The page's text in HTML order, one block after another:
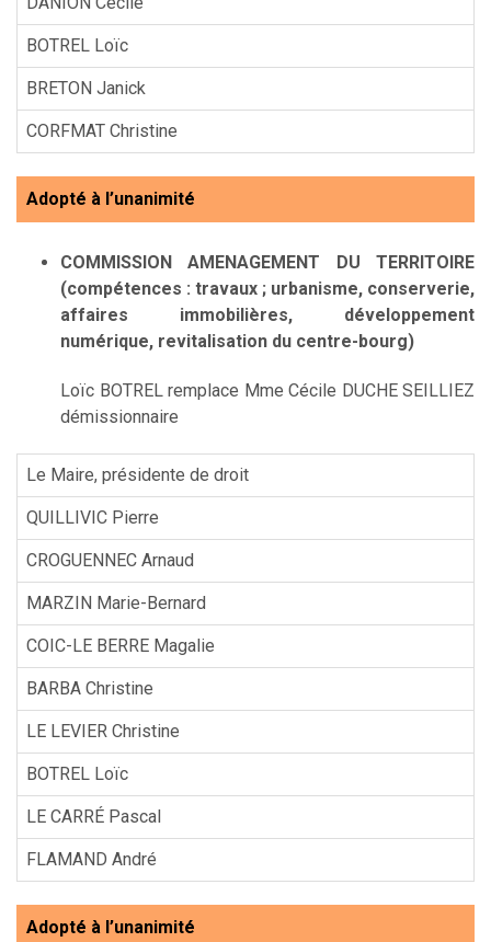
BOTREL Loïc
BRETON Janick
CORFMAT Christine
Adopté à l’unanimité
COMMISSION AMENAGEMENT DU TERRITOIRE
(compétences : travaux ; urbanisme, conserverie,
affaires immobilières, développement
numérique, revitalisation du centre-bourg)
Loïc BOTREL remplace Mme Cécile DUCHE SEILLIEZ
démissionnaire
Le Maire, présidente de droit
QUILLIVIC Pierre
CROGUENNEC Arnaud
MARZIN Marie-Bernard
COIC-LE BERRE Magalie
BARBA Christine
LE LEVIER Christine
BOTREL Loïc
LE CARRÉ Pascal
FLAMAND André
Adopté à l’unanimité